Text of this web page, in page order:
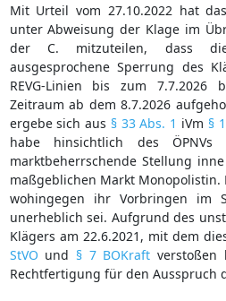
Mit Urteil vom 27.10.2022 hat
unter Abweisung der Klage im
der C. mitzuteilen, dass
ausgesprochene Sperrung des
REVG-Linien bis zum
Zeitraum ab dem 8.7.2026
ergebe sich aus § 33 Abs. 1 iVm §
habe hinsichtlich des ÖPNVs
marktbeherrschende Stellung
maßgeblichen Markt Monopolistin.
wohingegen ihr Vorbringen im
unerheblich sei. Aufgrund des
Klägers am 22.6.2021, mit dem
StVO und § 7 BOKraft verstoßen
Rechtfertigung für den Ausspruch